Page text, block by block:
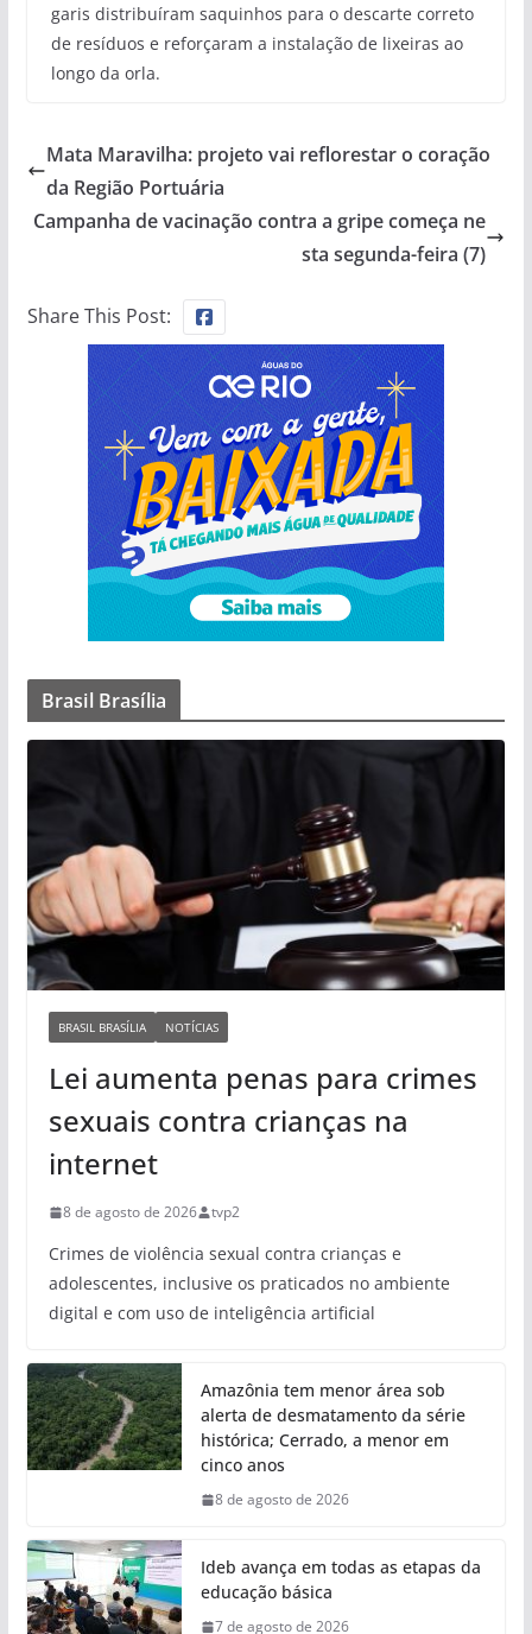
garis distribuíram saquinhos para o descarte correto
de resíduos e reforçaram a instalação de lixeiras ao
longo da orla.
Mata Maravilha: projeto vai reflorestar o coração
da Região Portuária
Campanha de vacinação contra a gripe começa ne
sta segunda-feira (7)
Share This Post:
Brasil Brasília
BRASIL BRASÍLIA NOTÍCIAS
Lei aumenta penas para crimes
sexuais contra crianças na
internet
8 de agosto de 2026 tvp2
Crimes de violência sexual contra crianças e
adolescentes, inclusive os praticados no ambiente
digital e com uso de inteligência artificial
Amazônia tem menor área sob
alerta de desmatamento da série
histórica; Cerrado, a menor em
cinco anos
8 de agosto de 2026
Ideb avança em todas as etapas da
educação básica
7 de agosto de 2026